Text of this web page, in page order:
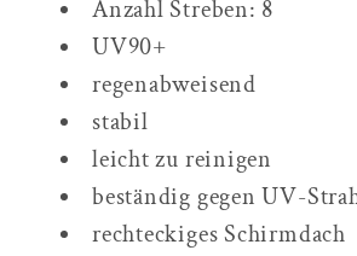
Anzahl Streben: 8
UV90+
regenabweisend
stabil
leicht zu reinigen
beständig gegen UV-
rechteckiges Schirmdach